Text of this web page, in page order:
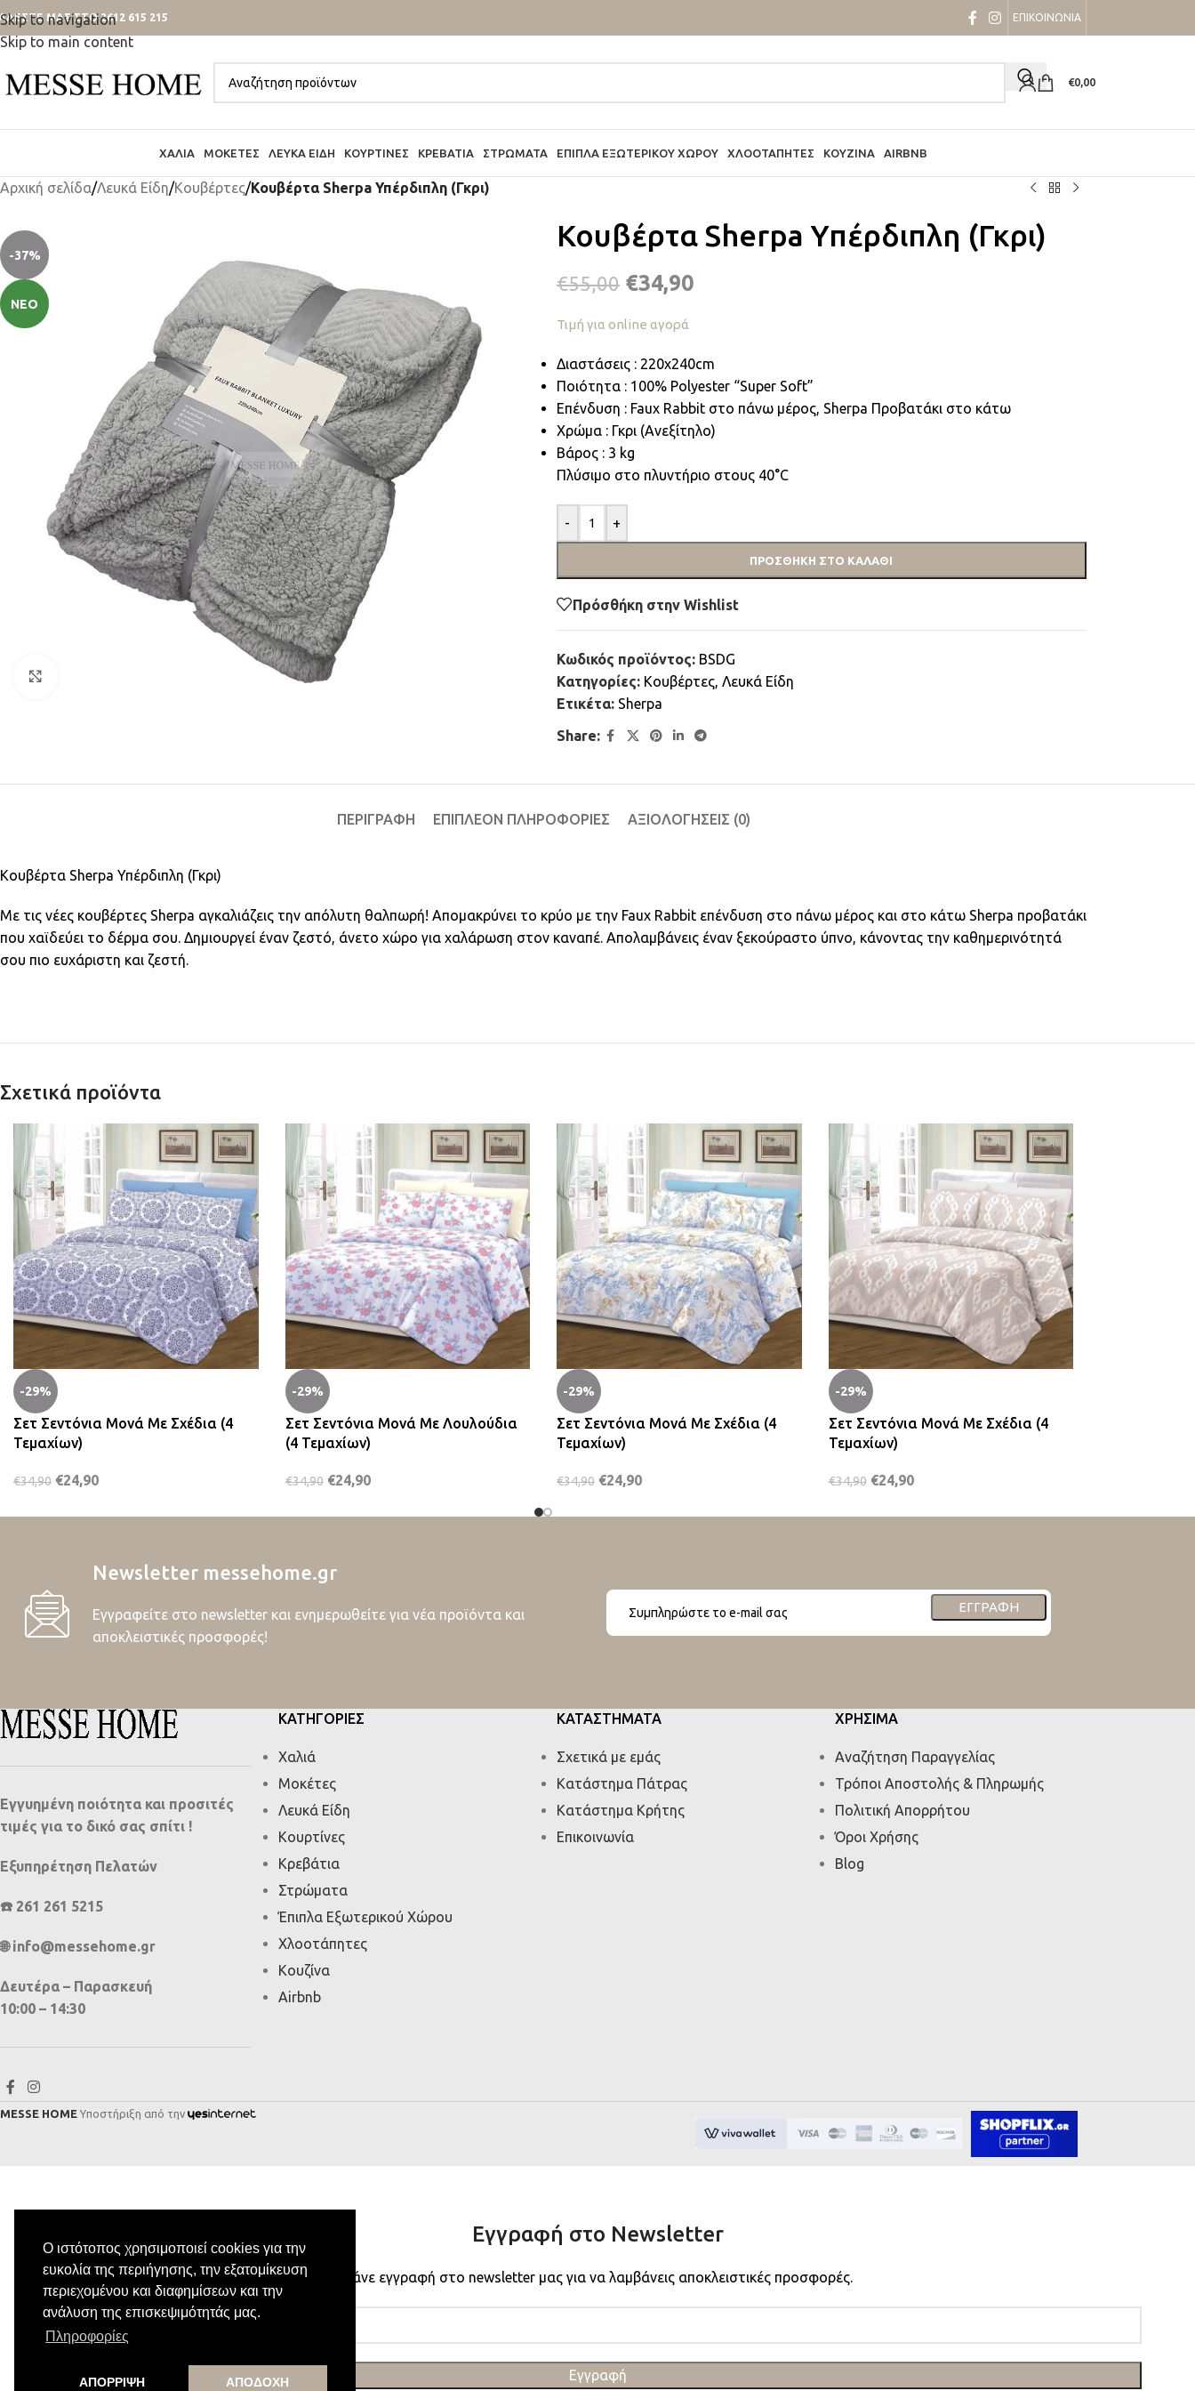
Ο ιστότοπος χρησιμοποιεί cookies για την
ευκολία της περιήγησης, την εξατομίκευση
περιεχομένου και διαφημίσεων και την
ανάλυση της επισκεψιμότητάς μας.
Πληροφορίες
ΑΠΟΡΡΙΨΗ ΑΠΟΔΟΧΗ
Skip to navigation
Skip to main content
ΜΑΣ ΣΤΟ 2612 615 215 ΕΠΙΚΟΙΝΩΝΙΑ
€0,00
ΧΑΛΙΆ ΜΟΚΈΤΕΣ ΛΕΥΚΆ ΕΊΔΗ ΚΟΥΡΤΊΝΕΣ ΚΡΕΒΆΤΙΑ ΣΤΡΏΜΑΤΑ ΈΠΙΠΛΑ ΕΞΩΤΕΡΙΚΟΎ ΧΏΡΟΥ ΧΛΟΟΤΆΠΗΤΕΣ ΚΟΥΖΊΝΑ AIRBNB
Αρχική σελίδα/Λευκά Είδη/Κουβέρτες/Κουβέρτα Sherpa Υπέρδιπλη (Γκρι)
-37%
ΝΈΟ
Κουβέρτα Sherpa Υπέρδιπλη (Γκρι)
€55,00 €34,90
Τιμή για online αγορά
Διαστάσεις : 220x240cm
Ποιότητα : 100% Polyester “Super Soft”
Επένδυση : Faux Rabbit στο πάνω μέρος, Sherpa Προβατάκι στο κάτω
Χρώμα : Γκρι (Ανεξίτηλο)
Βάρος : 3 kg
Πλύσιμο στο πλυντήριο στους 40°C
- +
ΠΡΟΣΘΉΚΗ ΣΤΟ ΚΑΛΆΘΙ
Πρόσθήκη στην Wishlist
Κωδικός προϊόντος: BSDG
Κατηγορίες: Κουβέρτες, Λευκά Είδη
Ετικέτα: Sherpa
Share:
ΠΕΡΙΓΡΑΦΉ ΕΠΙΠΛΈΟΝ ΠΛΗΡΟΦΟΡΊΕΣ ΑΞΙΟΛΟΓΉΣΕΙΣ (0)
Κουβέρτα Sherpa Υπέρδιπλη (Γκρι)
Με τις νέες κουβέρτες Sherpa αγκαλιάζεις την απόλυτη θαλπωρή! Απομακρύνει το κρύο με την Faux Rabbit επένδυση στο πάνω μέρος και στο κάτω Sherpa προβατάκι
που χαϊδεύει το δέρμα σου. Δημιουργεί έναν ζεστό, άνετο χώρο για χαλάρωση στον καναπέ. Απολαμβάνεις έναν ξεκούραστο ύπνο, κάνοντας την καθημερινότητά
σου πιο ευχάριστη και ζεστή.
Σχετικά προϊόντα
-29%
Σετ Σεντόνια Μονά Με Σχέδια (4
Τεμαχίων)
€34,90 €24,90
-29%
Σετ Σεντόνια Μονά Με Λουλούδια
(4 Τεμαχίων)
€34,90 €24,90
-29%
Σετ Σεντόνια Μονά Με Σχέδια (4
Τεμαχίων)
€34,90 €24,90
-29%
Σετ Σεντόνια Μονά Με Σχέδια (4
Τεμαχίων)
€34,90 €24,90
Newsletter messehome.gr
Εγγραφείτε στο newsletter και ενημερωθείτε για νέα προϊόντα και
αποκλειστικές προσφορές!
ΕΓΓΡΑΦΉ
Εγγυημένη ποιότητα και προσιτές
τιμές για το δικό σας σπίτι !
Εξυπηρέτηση Πελατών
☎️ 261 261 5215
🌐 info@messehome.gr
Δευτέρα – Παρασκευή
10:00 – 14:30
ΚΑΤΗΓΟΡΙΕΣ
Χαλιά
Μοκέτες
Λευκά Είδη
Κουρτίνες
Κρεβάτια
Στρώματα
Έπιπλα Εξωτερικού Χώρου
Χλοοτάπητες
Κουζίνα
Airbnb
ΚΑΤΑΣΤΗΜΑΤΑ
Σχετικά με εμάς
Κατάστημα Πάτρας
Κατάστημα Κρήτης
Επικοινωνία
ΧΡΗΣΙΜΑ
Αναζήτηση Παραγγελίας
Τρόποι Αποστολής & Πληρωμής
Πολιτική Απορρήτου
Όροι Χρήσης
Blog
MESSE HOME Υποστήριξη από την
Εγγραφή στο Newsletter
Κάνε εγγραφή στο newsletter μας για να λαμβάνεις αποκλειστικές προσφορές.
Εγγραφή